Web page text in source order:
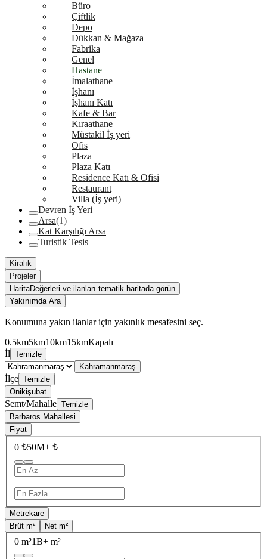
Büro
Çiftlik
Depo
Dükkan & Mağaza
Fabrika
Genel
Hastane
İmalathane
İşhanı
İşhanı Katı
Kafe & Bar
Kıraathane
Müstakil İş yeri
Ofis
Plaza
Plaza Katı
Residence Katı & Ofisi
Restaurant
Villa (İş yeri)
Devren İş Yeri
Arsa(1)
Kat Karşılığı Arsa
Turistik Tesis
Kiralık
Projeler
HaritaDeğerleri ve ilanları tematik haritada görün
Yakınımda Ara
Konumuna yakın ilanlar için yakınlık mesafesini seç.
0.5km5km10km15kmKapalı
İl Temizle
Kahramanmaraş
İlçe Temizle
Onikişubat
Semt/Mahalle Temizle
Barbaros Mahallesi
Fiyat
0 ₺50M+ ₺
—
Metrekare
Brüt m²
Net m²
0 m²1B+ m²